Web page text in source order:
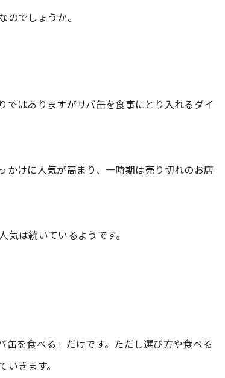
でしょうか。
はありますがサバ缶を食事にとり入れるダイ
かけに人気が高まり、一時期は売り切れのお店
は続いているようです。
を食べる」だけです。ただし選び方や食べる
きます。